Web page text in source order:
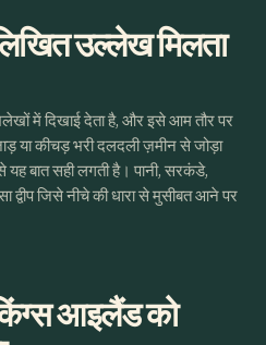
उल्लेख मिलता
में दिखाई देता है, और इसे आम तौर पर
या कीचड़ भरी दलदली ज़मीन से जोड़ा
बात सही लगती है। पानी, सरकंडे,
जिसे नीचे की धारा से मुसीबत आने पर
आइलैंड को